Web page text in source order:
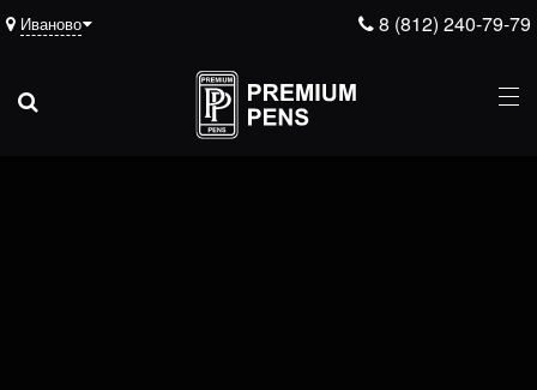
8 (812) 240-79-79
Иваново